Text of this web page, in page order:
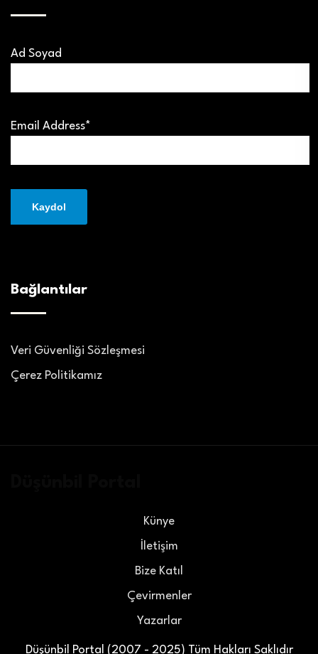
Ad Soyad
Email Address*
Bağlantılar
Veri Güvenliği Sözleşmesi
Çerez Politikamız
Düşünbil Portal (2007 - 2025) Tüm Hakları Saklıdır
Künye
İletişim
Bize Katıl
Çevirmenler
Yazarlar